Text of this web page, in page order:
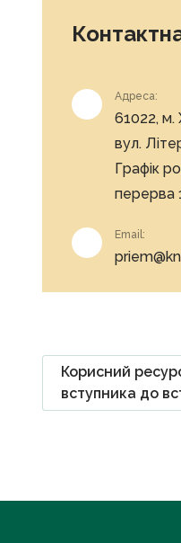
Адреса:
61022, м.
вул.
Графік
перерва
Email:
Корисний
вступника до